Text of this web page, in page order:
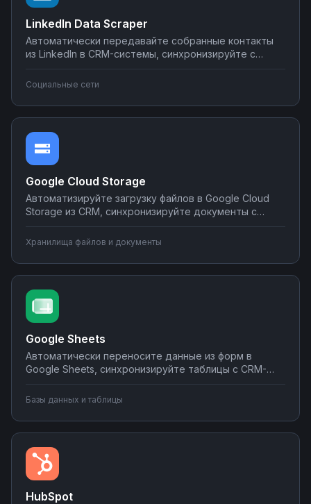
LinkedIn Data Scraper
Автоматически передавайте собранные контакты
из LinkedIn в CRM-системы, синхронизируйте с
продаж. Настройте интеграции LinkedIn Data Scraper
сложных сценариев обработки лидов.
Социальные сети
Google Cloud Storage
Автоматизируйте загрузку файлов в Google Cloud
Storage из CRM, синхронизируйте документы с
уведомления о новых файлах в мессенджеры.
Создавайте интеграции облачного хранилища без
программирования на Nodul.
Хранилища файлов и документы
Google Sheets
Автоматически переносите данные из форм в
Google Sheets, синхронизируйте таблицы с CRM-
почте или в мессенджеры. Настраивайте
простых сценариев до сложной автоматизации
аналитики.
Базы данных и таблицы
HubSpot